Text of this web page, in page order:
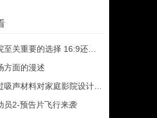
关重要的选择 16:9还是2.35?
方面的漫述
材料对家庭影院设计混响时间进行控制
员2-预告片飞行来袭